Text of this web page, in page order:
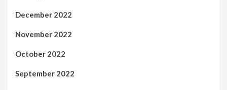
December 2022
November 2022
October 2022
September 2022